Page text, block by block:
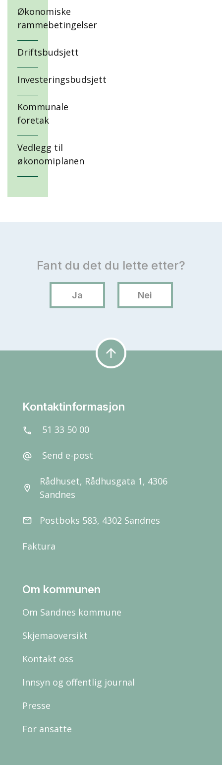
Økonomiske
rammebetingelser
Driftsbudsjett
Investeringsbudsjett
Kommunale
foretak
Vedlegg til
økonomiplanen
arrow_upward
Kontaktinformasjon
call 51 33 50 00
alternate_email Send e-post
location_on
Rådhuset, Rådhusgata 1, 4306
Sandnes
email Postboks 583, 4302 Sandnes
Faktura
Om kommunen
Om Sandnes kommune
Skjemaoversikt
Kontakt oss
Innsyn og offentlig journal
Presse
For ansatte